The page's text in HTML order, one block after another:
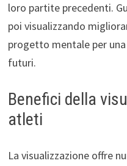
loro partite precedenti.
poi visualizzando
progetto mentale per
futuri.
Benefici della
atleti
La visualizzazione offre